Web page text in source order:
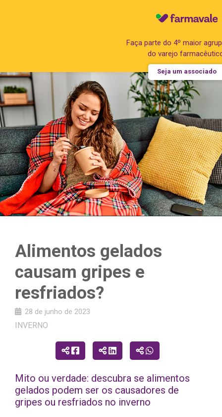
Faça parte do 4º maior
do varejo
Seja um associado
Alimentos gelados
causam gripes e
resfriados?
28 de junho de 2023
INVERNO
Mito ou verdade: descubra se alimentos
gelados podem ser os causadores de
gripes ou resfriados no inverno